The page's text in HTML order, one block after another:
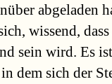
abgeladen
wissend,
sein wird. Es
dem sich der